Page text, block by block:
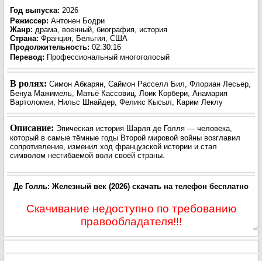
Год выпуска: 2026
Режиссер: Антонен Бодри
Жанр: драма, военный, биография, история
Страна: Франция, Бельгия, США
Продолжительность: 02:30:16
Перевод: Профессиональный многоголосый
В ролях: Симон Абкарян, Саймон Расселл Бил, Флориан Лесьер,
Бенуа Мажимель, Матьё Кассовиц, Лоик Корбери, Анамария
Вартоломеи, Нильс Шнайдер, Феликс Кысыл, Карим Леклу
Описание: Эпическая история Шарля де Голля — человека,
который в самые тёмные годы Второй мировой войны возглавил
сопротивление, изменил ход французской истории и стал
символом несгибаемой воли своей страны.
Де Голль: Железный век (2026) скачать на телефон бесплатно
Скачивание недоступно по требованию
правообладателя!!!